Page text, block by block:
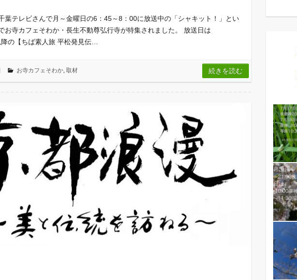
葉テレビさんで月～金曜日の6：45～8：00に放送中の「シャキット！」とい
お寺カフェそわか・長生不動尊弘行寺が特集されました。 放送日は
の【ちば素人旅 平松発見伝…
お寺カフェそわか, 取材 続きを読む